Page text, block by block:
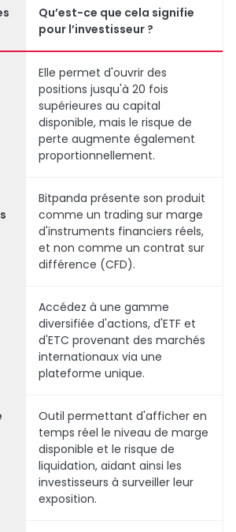
Qu’est-ce que cela signifie
pour l’investisseur ?
Elle permet d'ouvrir des
positions jusqu'à 20 fois
supérieures au capital
disponible, mais le risque de
perte augmente également
proportionnellement.
Bitpanda présente son produit
comme un trading sur marge
d'instruments financiers réels,
et non comme un contrat sur
différence (CFD).
Accédez à une gamme
diversifiée d'actions, d'ETF et
d'ETC provenant des marchés
internationaux via une
plateforme unique.
Outil permettant d'afficher en
temps réel le niveau de marge
disponible et le risque de
liquidation, aidant ainsi les
investisseurs à surveiller leur
exposition.